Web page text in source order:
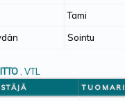
Tami
Sointu
, VTL
TUOMARI